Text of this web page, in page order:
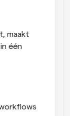
maakt
één